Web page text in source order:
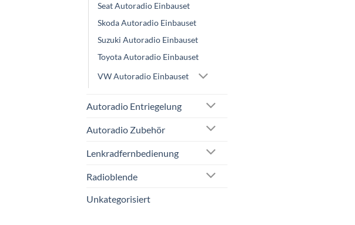
Seat Autoradio Einbauset
Skoda Autoradio Einbauset
Suzuki Autoradio Einbauset
Toyota Autoradio Einbauset
VW Autoradio Einbauset
Autoradio Entriegelung
Autoradio Zubehör
Lenkradfernbedienung
Radioblende
Unkategorisiert